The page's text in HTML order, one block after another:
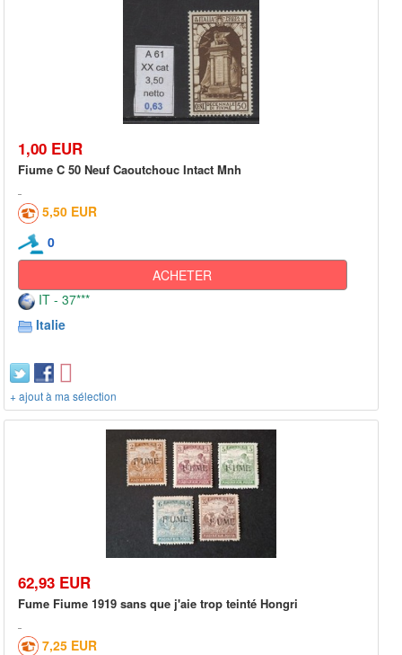
1,00 EUR
Fiume C 50 Neuf Caoutchouc Intact Mnh
5,50 EUR
0
ACHETER
IT - 37***
Italie
+ ajout à ma sélection
62,93 EUR
Fume Fiume 1919 sans que j'aie trop teinté Hongri
7,25 EUR